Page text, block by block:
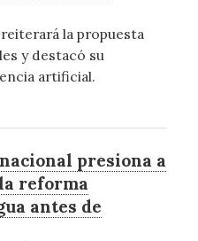
la propuesta
y destacó su
artificial.
presiona a
reforma
antes de